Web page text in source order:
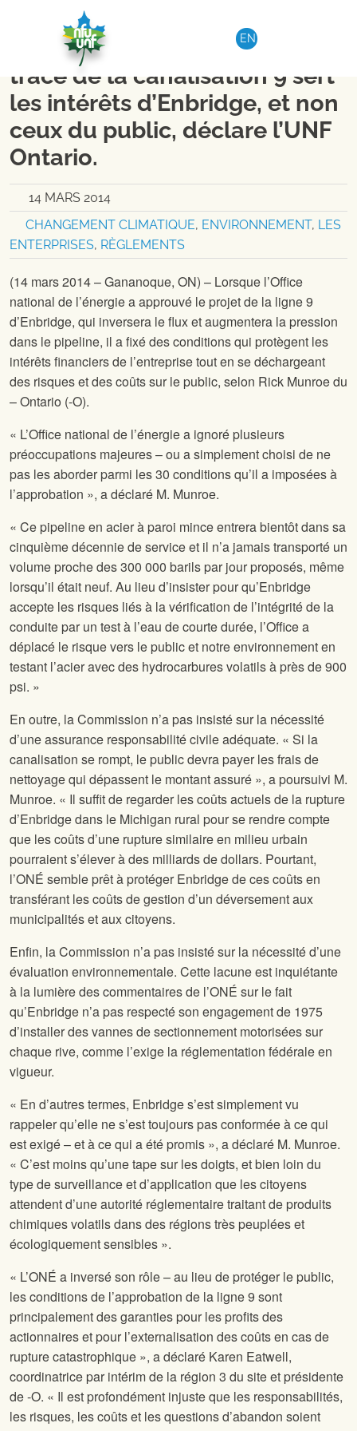
Aller au contenu
EN
COMMUNIQUÉ DE PRESSE
L’approbation de l’inversion du
tracé de la canalisation 9 sert
les intérêts d’Enbridge, et non
ceux du public, déclare l’UNF
Ontario.
14 MARS 2014
CHANGEMENT CLIMATIQUE, ENVIRONNEMENT, LES
ENTERPRISES, RÈGLEMENTS
(14 mars 2014 – Gananoque, ON) – Lorsque l’Office
national de l’énergie a approuvé le projet de la ligne 9
d’Enbridge, qui inversera le flux et augmentera la pression
dans le pipeline, il a fixé des conditions qui protègent les
intérêts financiers de l’entreprise tout en se déchargeant
des risques et des coûts sur le public, selon Rick Munroe du
– Ontario (-O).
« L’Office national de l’énergie a ignoré plusieurs
préoccupations majeures – ou a simplement choisi de ne
pas les aborder parmi les 30 conditions qu’il a imposées à
l’approbation », a déclaré M. Munroe.
« Ce pipeline en acier à paroi mince entrera bientôt dans sa
cinquième décennie de service et il n’a jamais transporté un
volume proche des 300 000 barils par jour proposés, même
lorsqu’il était neuf. Au lieu d’insister pour qu’Enbridge
accepte les risques liés à la vérification de l’intégrité de la
conduite par un test à l’eau de courte durée, l’Office a
déplacé le risque vers le public et notre environnement en
testant l’acier avec des hydrocarbures volatils à près de 900
psi. »
En outre, la Commission n’a pas insisté sur la nécessité
d’une assurance responsabilité civile adéquate. « Si la
canalisation se rompt, le public devra payer les frais de
nettoyage qui dépassent le montant assuré », a poursuivi M.
Munroe. « Il suffit de regarder les coûts actuels de la rupture
d’Enbridge dans le Michigan rural pour se rendre compte
que les coûts d’une rupture similaire en milieu urbain
pourraient s’élever à des milliards de dollars. Pourtant,
l’ONÉ semble prêt à protéger Enbridge de ces coûts en
transférant les coûts de gestion d’un déversement aux
municipalités et aux citoyens.
Enfin, la Commission n’a pas insisté sur la nécessité d’une
évaluation environnementale. Cette lacune est inquiétante
à la lumière des commentaires de l’ONÉ sur le fait
qu’Enbridge n’a pas respecté son engagement de 1975
d’installer des vannes de sectionnement motorisées sur
chaque rive, comme l’exige la réglementation fédérale en
vigueur.
« En d’autres termes, Enbridge s’est simplement vu
rappeler qu’elle ne s’est toujours pas conformée à ce qui
est exigé – et à ce qui a été promis », a déclaré M. Munroe.
« C’est moins qu’une tape sur les doigts, et bien loin du
type de surveillance et d’application que les citoyens
attendent d’une autorité réglementaire traitant de produits
chimiques volatils dans des régions très peuplées et
écologiquement sensibles ».
« L’ONÉ a inversé son rôle – au lieu de protéger le public,
les conditions de l’approbation de la ligne 9 sont
principalement des garanties pour les profits des
actionnaires et pour l’externalisation des coûts en cas de
rupture catastrophique », a déclaré Karen Eatwell,
coordinatrice par intérim de la région 3 du siteet présidente
de-O. « Il est profondément injuste que les responsabilités,
les risques, les coûts et les questions d’abandon soient